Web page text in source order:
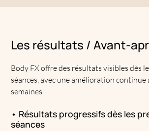
Les résultats / Avant-
Body FX offre des résultats visibles dès
séances, avec une amélioration continue
semaines.
• Résultats progressifs dès les
séances